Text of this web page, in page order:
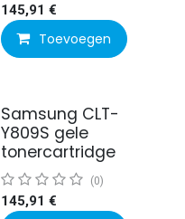
145,91 €
Toevoegen
Samsung CLT-
Y809S gele
tonercartridge
(0)
145,91 €